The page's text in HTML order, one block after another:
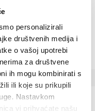
personalizirali
društvenih medija i
o vašoj upotrebi
za društvene
ih mogu kombinirati s
ili koje su prikupili
Nastavkom
vi prihvaćate našu
9:00 PM Kaštel Stari,